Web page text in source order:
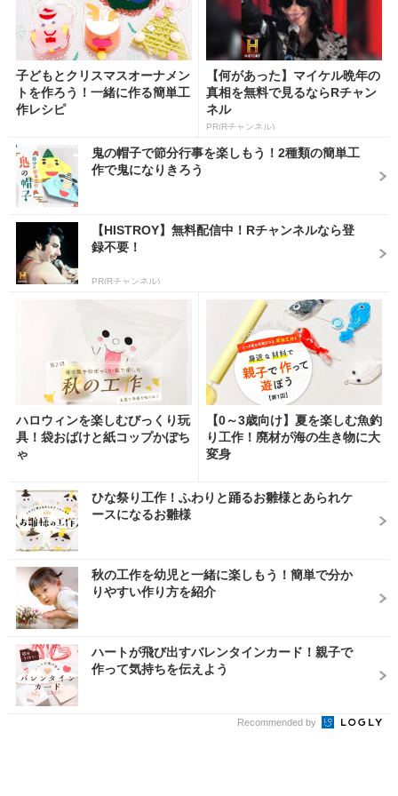
子どもとクリスマスオーナメン
トを作ろう！一緒に作る簡単工
作レシピ
【何があった】マイケル晩年の
真相を無料で見るならRチャン
ネル
PR(Rチャンネル)
鬼の帽子で節分行事を楽しもう！2種類の簡単工
作で鬼になりきろう
【HISTROY】無料配信中！Rチャンネルなら登
録不要！
PR(Rチャンネル)
ハロウィンを楽しむびっくり玩
具！袋おばけと紙コップかぼち
ゃ
【0～3歳向け】夏を楽しむ魚釣
り工作！廃材が海の生き物に大
変身
ひな祭り工作！ふわりと踊るお雛様とあられケ
ースになるお雛様
秋の工作を幼児と一緒に楽しもう！簡単で分か
りやすい作り方を紹介
ハートが飛び出すバレンタインカード！親子で
作って気持ちを伝えよう
Recommended by